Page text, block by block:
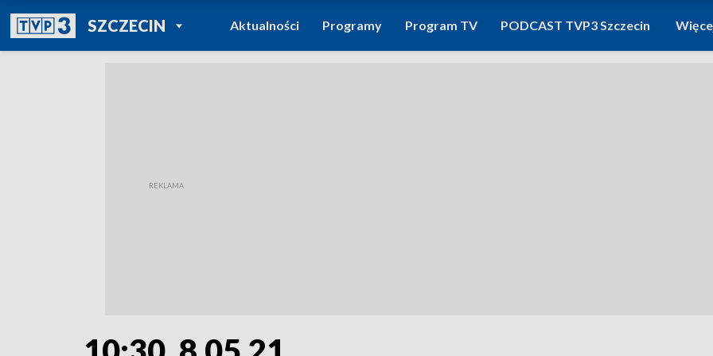
SZCZECINPOWRÓT DO
TVP REGIONY
Aktualności Programy Program TV PODCAST TVP3 Szczecin